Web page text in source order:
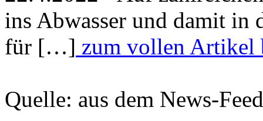
ins Abwasser und damit in
für […] zum vollen Artikel
Quelle: aus dem News-